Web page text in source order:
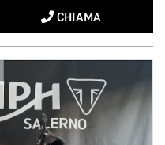
CHIAMA